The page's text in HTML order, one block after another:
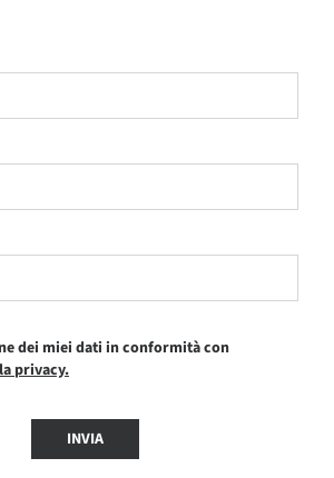
dei miei dati in conformità con
privacy.
INVIA